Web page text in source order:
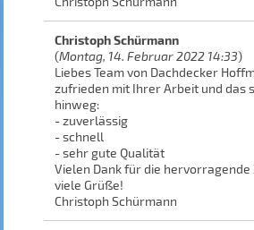
Christoph Schürmann
(Montag, 14. Februar 2022 14:33)
Liebes Team von Dachdecker
zufrieden mit Ihrer Arbeit und das
hinweg:
- zuverlässig
- schnell
- sehr gute Qualität
Vielen Dank für die
viele Grüße!
Christoph Schürmann